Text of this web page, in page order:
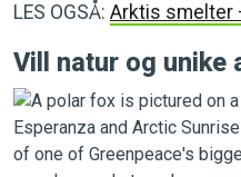
LES OGSÅ: Arktis smelter
Vill natur og unike